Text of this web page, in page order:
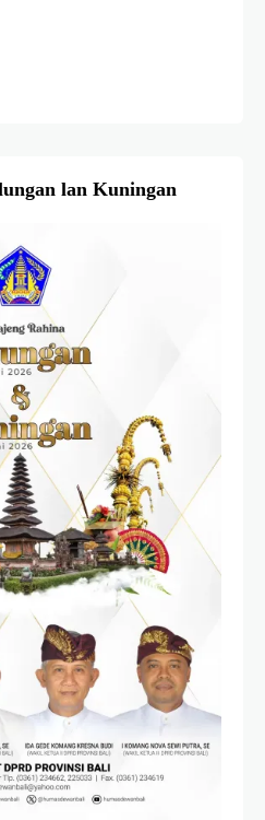
lan Kuningan